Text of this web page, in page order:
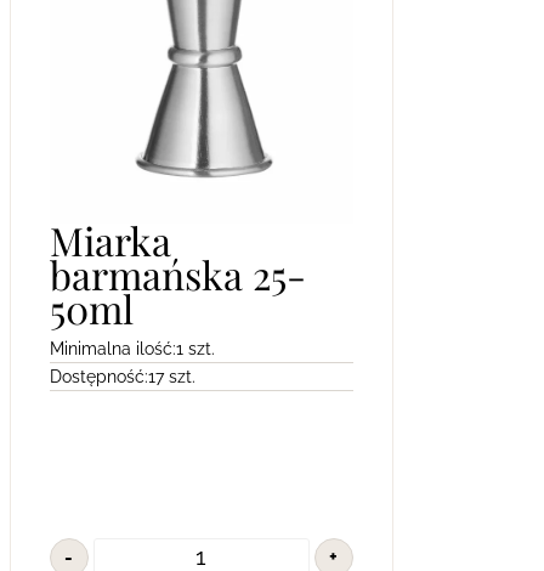
Miarka
barmańska 25-
50ml
Minimalna ilość:1 szt.
Dostępność:17 szt.
- +